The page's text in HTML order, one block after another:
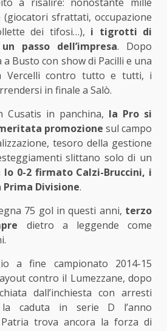
(giocatori sfrattati, occupazione
dei tifosi…), i tigrotti di
passo dell’impresa. Dopo
Busto con show di Pacilli e una
Vercelli contro tutto e tutti, i
in finale a Salò.
Cusatis in panchina, la Pro si
promozione sul campo
tesoro della gestione
slittano solo di un
lo 0-2 firmato Calzi-Bruccini, i
Divisione.
75 gol in questi anni, terzo
dietro a leggende come
a fine campionato 2014-15
contro il Lumezzane, dopo
dall’inchiesta con arresti
la caduta in serie D l’anno
trova ancora la forza di